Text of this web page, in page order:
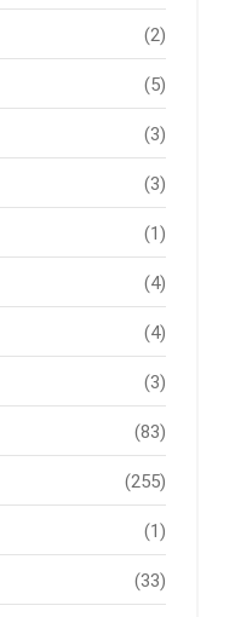
(2)
(5)
(3)
(3)
(1)
(4)
(4)
(3)
(83)
(255)
(1)
(33)